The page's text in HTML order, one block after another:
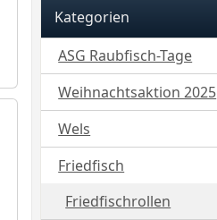
Kategorien
ASG Raubfisch-Tage
Weihnachtsaktion 2025
Wels
Friedfisch
Friedfischrollen